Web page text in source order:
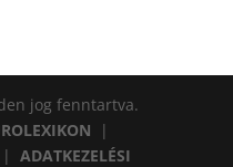
jog fenntartva.
|
ADATKEZELÉSI